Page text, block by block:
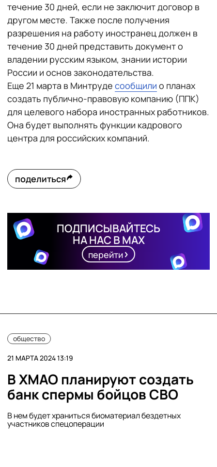
течение 30 дней, если не заключит договор в
другом месте. Также после получения
разрешения на работу иностранец должен в
течение 30 дней представить документ о
владении русским языком, знании истории
России и основ законодательства.
Еще 21 марта в Минтруде сообщили о планах
создать публично-правовую компанию (ППК)
для целевого набора иностранных работников.
Она будет выполнять функции кадрового
центра для российских компаний.
поделиться
ПОДПИСЫВАЙТЕСЬ
НА НАС В MAX
перейти
общество
21 МАРТА 2024 13:19
В ХМАО планируют создать
банк спермы бойцов СВО
В нем будет храниться биоматериал бездетных
участников спецоперации